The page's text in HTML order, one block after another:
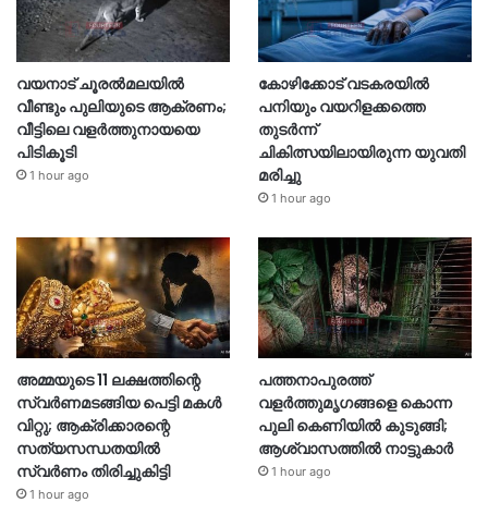
വയനാട് ചൂരൽമലയിൽ
വീണ്ടും പുലിയുടെ ആക്രണം;
വീട്ടിലെ വളർത്തുനായയെ
പിടികൂടി
1 hour ago
കോഴിക്കോട് വടകരയിൽ
പനിയും വയറിളക്കത്തെ
തുടർന്ന്
ചികിത്സയിലായിരുന്ന യുവതി
മരിച്ചു
1 hour ago
അമ്മയുടെ 11 ലക്ഷത്തിന്റെ
സ്വർണമടങ്ങിയ പെട്ടി മകൾ
വിറ്റു; ആക്രിക്കാരന്റെ
സത്യസന്ധതയിൽ
സ്വർണം തിരിച്ചുകിട്ടി
1 hour ago
പത്തനാപുരത്ത്
വളർത്തുമൃഗങ്ങളെ കൊന്ന
പുലി കെണിയിൽ കുടുങ്ങി;
ആശ്വാസത്തിൽ നാട്ടുകാർ
1 hour ago